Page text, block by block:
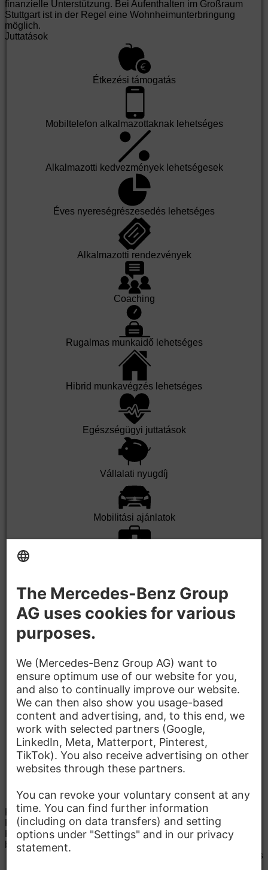
finanzielle Unterstützung. Bei Aufenthalten im Großraum
Stuttgart ist in der Regel eine Wohnheimunterbringung
möglich.
Juttatások
Étkezési támogatás
Mobiltelefon alkalmazottaknak lehetséges
Alkalmazotti kedvezmények lehetségesek
Éves nyereségrészesedés lehetséges
Alkalmazotti rendezvények
Coaching
Rugalmas munkaidő lehetséges
Hibrid munkavégzés lehetséges
Egészségügyi juttatások
Vállalati nyugdíj
Mobilitási ajánlatok
Akadálymentes munkahely
Menza, kávézó
Parkolóhely
Kapcsolat
Mercedes-Benz AG
Käsbrünnlestr. 71063 SindelfingenHelyszín részletei
Kerstin PoxleitnerE-Mail:mbox-dh-stuttgart@mercedes-
benz.com
Jelentkezés